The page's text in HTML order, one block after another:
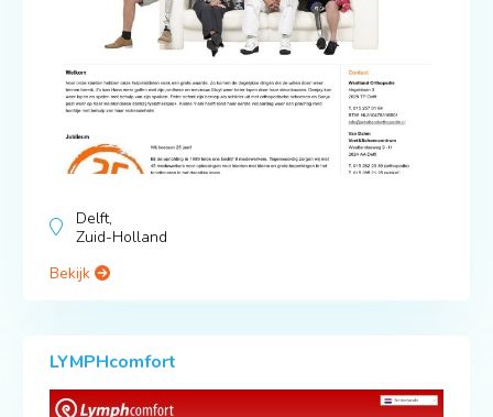
Delft,
Zuid-Holland
Bekijk
LYMPHcomfort